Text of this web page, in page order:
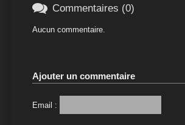
 Commentaires (0)
Aucun commentaire.
Ajouter un commentaire
Email :